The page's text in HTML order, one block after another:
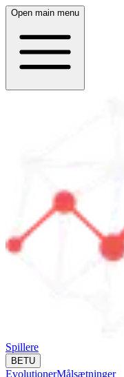
Open main menu
Spillere
BETU
EvolutionerMålsætninger